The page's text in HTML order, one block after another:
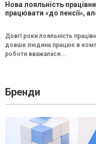
Нова лояльність
працювати «до пенсії»,
Довгі роки лояльність
довше людина працює в
роботи вважалася...
Бренди